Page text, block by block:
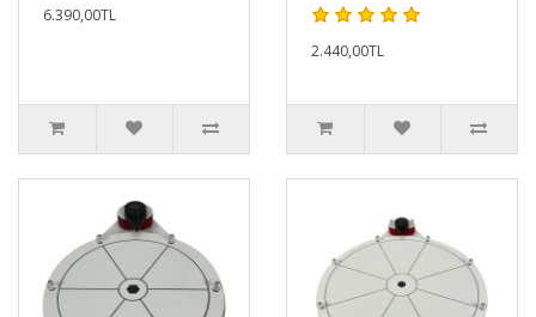
6.390,00TL
2.440,00TL